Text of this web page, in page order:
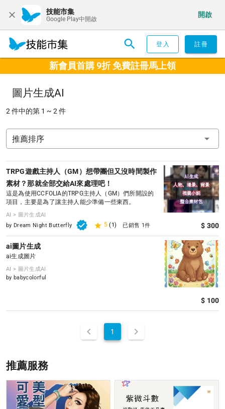
技能市集
Google Play中開啟
開啟
登入 註冊
新會員首購 9折 免費註冊馬上領
圖片生成AI
2 件中的第 1 ~ 2 件
推薦排序
TRPG遊戲主持人（GM）想帶團但又沒時間製作
素材？那就全部交給AI來處理吧！
這是為使用CCFOLIA的TRPG主持人（GM）們所開設的
項目，主要是為了讓主持人能少準備一些東西。
AI > 圖片生成AI
by Dream Night Butterfly
5(1) 已銷售 1件 $ 300
ai圖片生成
ai生成圖片
AI > 圖片生成AI
by babycolorful
$ 100
1
推薦服務